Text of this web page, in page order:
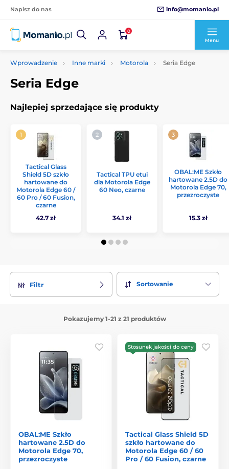
Napisz do nas info@momanio.pl
0
Menu
Wprowadzenie Inne marki Motorola Seria Edge
Seria Edge
Najlepiej sprzedające się produkty
Tactical Glass
Shield 5D szkło
hartowane do
Motorola Edge 60 /
60 Pro / 60 Fusion,
czarne
42.7 zł
Tactical TPU etui
dla Motorola Edge
60 Neo, czarne
34.1 zł
OBAL:ME Szkło
hartowane 2.5D do
Motorola Edge 70,
przezroczyste
15.3 zł
Filtr Sortowanie
Pokazujemy 1-21 z 21 produktów
OBAL:ME Szkło
hartowane 2.5D do
Motorola Edge 70,
przezroczyste
Stosunek jakości do ceny
Tactical Glass Shield 5D
szkło hartowane do
Motorola Edge 60 / 60
Pro / 60 Fusion, czarne